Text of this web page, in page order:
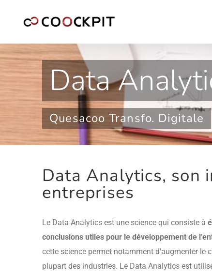
Data
Quesacoo Transfo. Digitale
Data Analytics, son
entreprises
Le Data Analytics est une science qui consiste à
conclusions utiles pour le développement de
cette science permet notamment d’augmenter
plupart des industries. Le Data Analytics est